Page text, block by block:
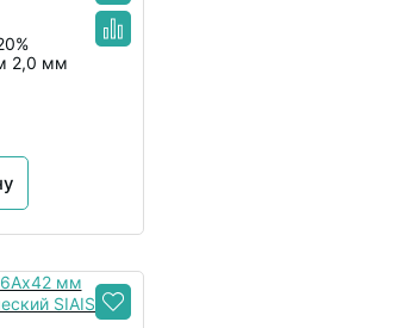
2,0 мм